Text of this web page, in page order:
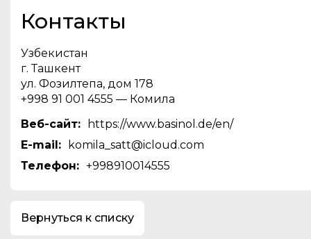
Контакты
Узбекистан
г. Ташкент
ул. Фозилтепа, дом 178
+998 91 001 4555 — Комила
Веб-сайт:
https://www.basinol.de/en/
E-mail:
komila_satt@icloud.com
Телефон: +998910014555
Вернуться к списку